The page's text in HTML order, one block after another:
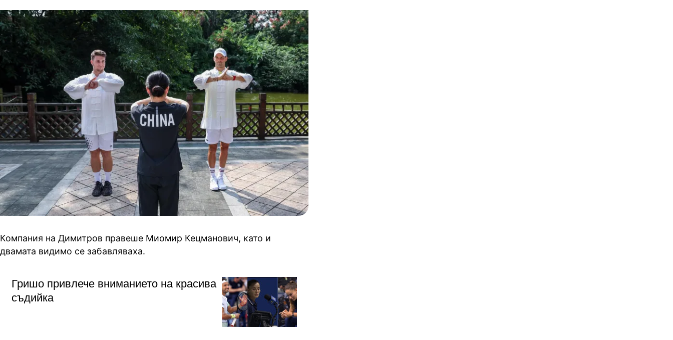
Компания на Димитров правеше Миомир Кецманович, като и
двамата видимо се забавляваха.
Гришо привлече вниманието на красива
съдийка